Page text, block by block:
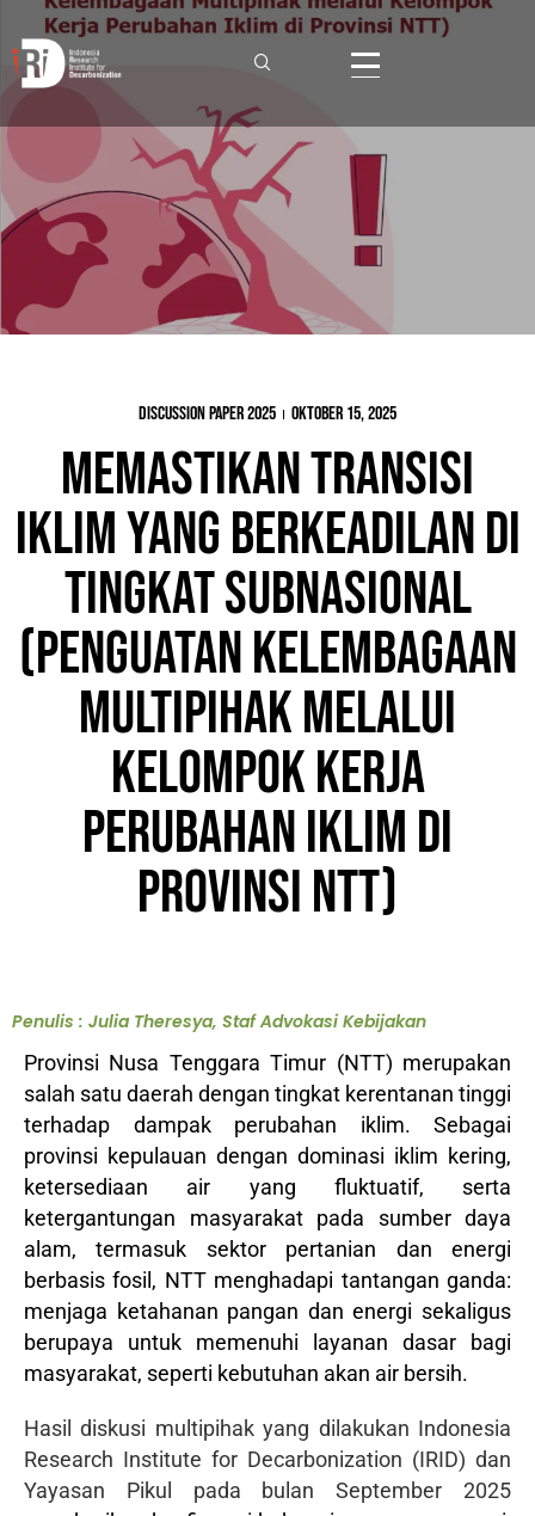
Discussion Paper 2025 Oktober 15, 2025
Memastikan Transisi
Iklim yang Berkeadilan di
Tingkat Subnasional
(Penguatan Kelembagaan
Multipihak melalui
Kelompok Kerja
Perubahan Iklim di
Provinsi NTT)
Penulis : Julia Theresya, Staf Advokasi Kebijakan
Provinsi Nusa Tenggara Timur (NTT) merupakan
salah satu daerah dengan tingkat kerentanan tinggi
terhadap dampak perubahan iklim. Sebagai
provinsi kepulauan dengan dominasi iklim kering,
ketersediaan air yang fluktuatif, serta
ketergantungan masyarakat pada sumber daya
alam, termasuk sektor pertanian dan energi
berbasis fosil, NTT menghadapi tantangan ganda:
menjaga ketahanan pangan dan energi sekaligus
berupaya untuk memenuhi layanan dasar bagi
masyarakat, seperti kebutuhan akan air bersih.
Hasil diskusi multipihak yang dilakukan Indonesia
Research Institute for Decarbonization (IRID) dan
Yayasan Pikul pada bulan September 2025